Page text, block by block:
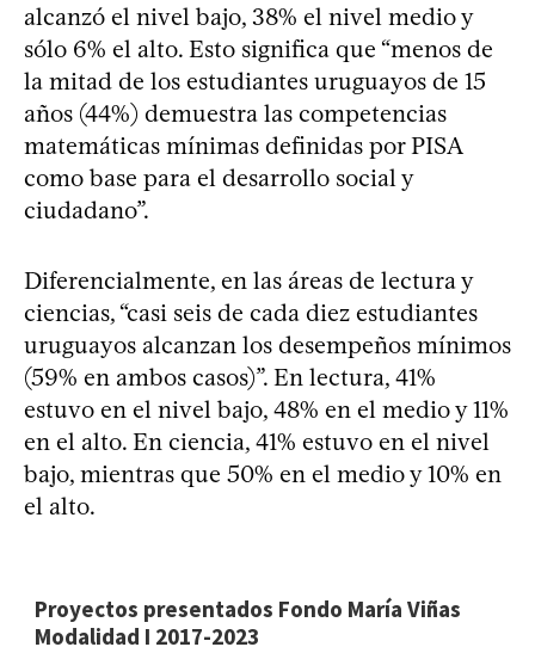
alcanzó el nivel bajo, 38% el nivel medio y
sólo 6% el alto. Esto significa que “menos de
la mitad de los estudiantes uruguayos de 15
años (44%) demuestra las competencias
matemáticas mínimas definidas por PISA
como base para el desarrollo social y
ciudadano”.
Diferencialmente, en las áreas de lectura y
ciencias, “casi seis de cada diez estudiantes
uruguayos alcanzan los desempeños mínimos
(59% en ambos casos)”. En lectura, 41%
estuvo en el nivel bajo, 48% en el medio y 11%
en el alto. En ciencia, 41% estuvo en el nivel
bajo, mientras que 50% en el medio y 10% en
el alto.